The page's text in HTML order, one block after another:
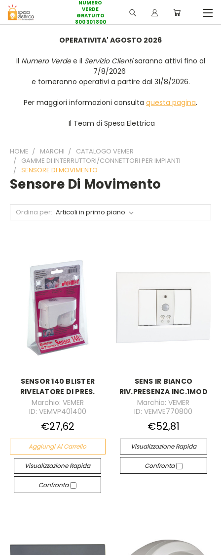
NUMERO
VERDE
GRATUITO
800 301 800
OPERATIVITA' AGOSTO 2026
Il Numero Verdee il Servizio Clientisaranno attivi fino al
7/8/2026
e torneranno operativi a partire dal 31/8/2026.
Per maggiori informazioni consulta questa pagina.
Il Team di Spesa Elettrica
HOME MARCHI
CATALOGO VEMER
GAMME DI INTERRUTTORI/CONNETTORI PER IMPIANTI
SENSORE DI MOVIMENTO
Sensore Di Movimento
Ordina per:
SENSOR 140 BLISTER
RIVELATORE DI PRES.
Marchio: VEMER
ID: VEMVP401400
€27,62
Aggiungi Al Carrello
Visualizzazione Rapida
Confronta
SENS IR BIANCO
RIV.PRESENZA INC.1MOD
Marchio: VEMER
ID: VEMVE770800
€52,81
Visualizzazione Rapida
Confronta